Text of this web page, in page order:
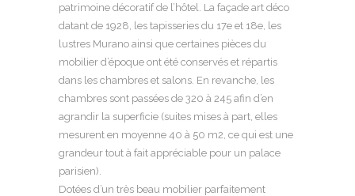
patrimoine décoratif de l’hôtel. La façade art déco
datant de 1928, les tapisseries du 17e et 18e, les
lustres Murano ainsi que certaines pièces du
mobilier d’époque ont été conservés et répartis
dans les chambres et salons. En revanche, les
chambres sont passées de 320 à 245 afin d’en
agrandir la superficie (suites mises à part, elles
mesurent en moyenne 40 à 50 m2, ce qui est une
grandeur tout à fait appréciable pour un palace
parisien).
Dotées d’un très beau mobilier parfaitement